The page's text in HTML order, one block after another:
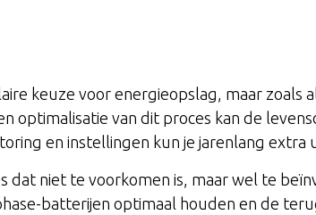
keuze voor energieopslag, maar zoals
optimalisatie van dit proces kan de
en instellingen kun je jarenlang extra
dat niet te voorkomen is, maar wel te
batterijen optimaal houden en de